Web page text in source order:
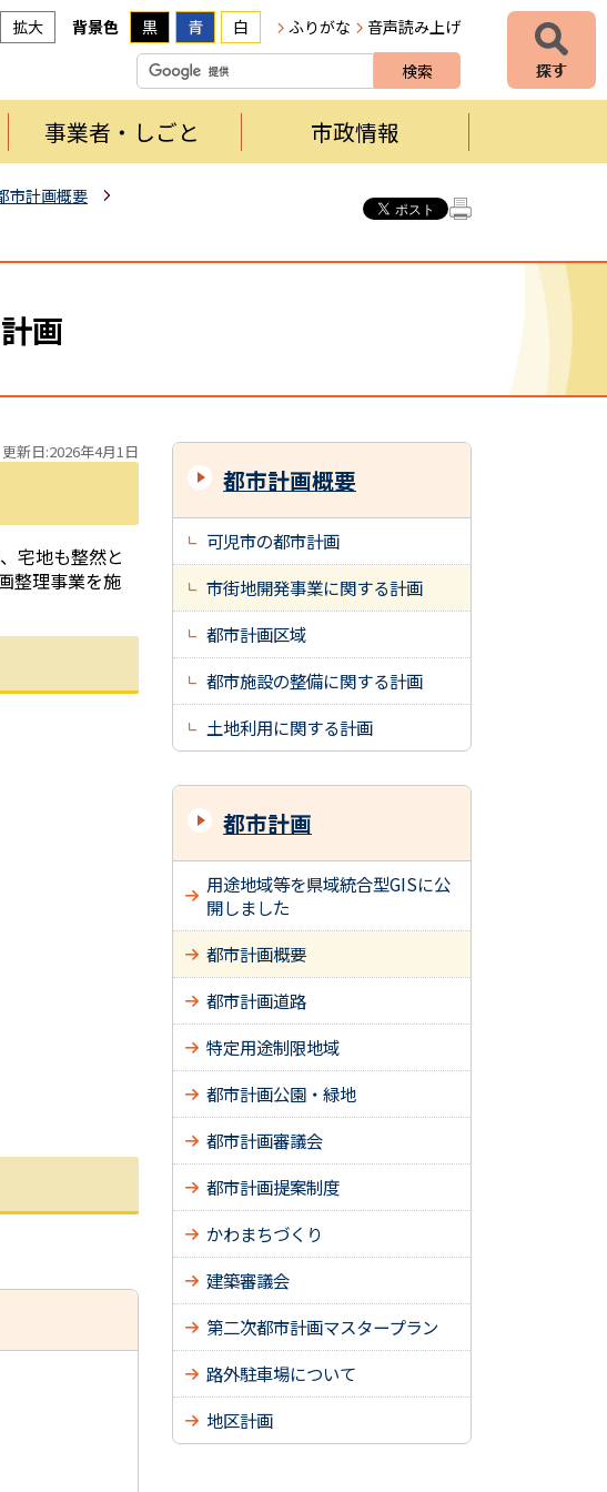
拡大 背景色 黒 青 白 ふりがな 音声読み上げ
事業者・しごと 市政情報
市計画概要
画
更新日:2026年4月1日
宅地も整然と
整理事業を施
都市計画概要
可児市の都市計画
市街地開発事業に関する計画
都市計画区域
都市施設の整備に関する計画
土地利用に関する計画
都市計画
用途地域等を県域統合型GISに公
開しました
都市計画概要
都市計画道路
特定用途制限地域
都市計画公園・緑地
都市計画審議会
都市計画提案制度
かわまちづくり
建築審議会
第二次都市計画マスタープラン
路外駐車場について
地区計画